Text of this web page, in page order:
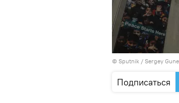
© Sputnik / Sergey
Подписаться